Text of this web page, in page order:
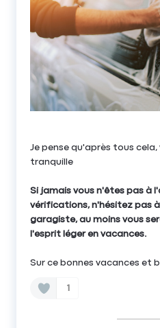
Je pense qu'après tous
tranquille
Si jamais vous n'êtes pas à
vérifications, n'hésitez pas
garagiste, au moins vous
l'esprit léger en vacances.
Sur ce bonnes vacances et
1